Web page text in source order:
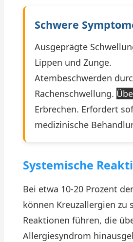
Schwere
Ausgeprägte
Lippen und Zunge.
Atembeschwerden
Rachenschwellung.
Erbrechen. Erfordert
medizinische
Systemische
Bei etwa 10-20 Prozent
können Kreuzallergien zu
Reaktionen führen, die
Allergiesyndrom